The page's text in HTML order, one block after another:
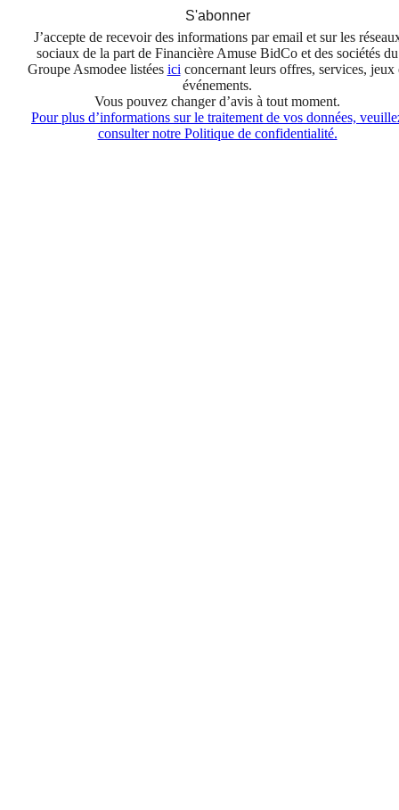
S'abonner
J’accepte de recevoir des informations par email et sur les
sociaux de la part de Financière Amuse BidCo et des sociétés du
Groupe Asmodee listées ici concernant leurs offres, services, jeux
événements.
Vous pouvez changer d’avis à tout moment.
Pour plus d’informations sur le traitement de vos données,
consulter notre Politique de confidentialité.